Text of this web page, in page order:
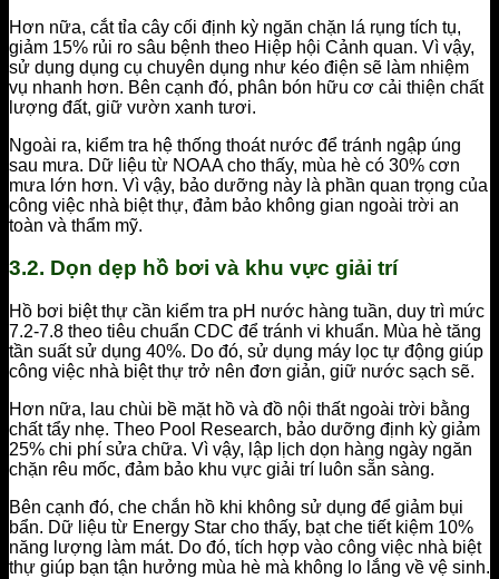
Hơn nữa, cắt tỉa cây cối định kỳ ngăn chặn lá rụng tích tụ,
giảm 15% rủi ro sâu bệnh theo Hiệp hội Cảnh quan. Vì vậy,
sử dụng dụng cụ chuyên dụng như kéo điện sẽ làm nhiệm
vụ nhanh hơn. Bên cạnh đó, phân bón hữu cơ cải thiện chất
lượng đất, giữ vườn xanh tươi.
Ngoài ra, kiểm tra hệ thống thoát nước để tránh ngập úng
sau mưa. Dữ liệu từ NOAA cho thấy, mùa hè có 30% cơn
mưa lớn hơn. Vì vậy, bảo dưỡng này là phần quan trọng của
công việc nhà biệt thự, đảm bảo không gian ngoài trời an
toàn và thẩm mỹ.
3.2. Dọn dẹp hồ bơi và khu vực giải trí
Hồ bơi biệt thự cần kiểm tra pH nước hàng tuần, duy trì mức
7.2-7.8 theo tiêu chuẩn CDC để tránh vi khuẩn. Mùa hè tăng
tần suất sử dụng 40%. Do đó, sử dụng máy lọc tự động giúp
công việc nhà biệt thự trở nên đơn giản, giữ nước sạch sẽ.
Hơn nữa, lau chùi bề mặt hồ và đồ nội thất ngoài trời bằng
chất tẩy nhẹ. Theo Pool Research, bảo dưỡng định kỳ giảm
25% chi phí sửa chữa. Vì vậy, lập lịch dọn hàng ngày ngăn
chặn rêu mốc, đảm bảo khu vực giải trí luôn sẵn sàng.
Bên cạnh đó, che chắn hồ khi không sử dụng để giảm bụi
bẩn. Dữ liệu từ Energy Star cho thấy, bạt che tiết kiệm 10%
năng lượng làm mát. Do đó, tích hợp vào công việc nhà biệt
thự giúp bạn tận hưởng mùa hè mà không lo lắng về vệ sinh.